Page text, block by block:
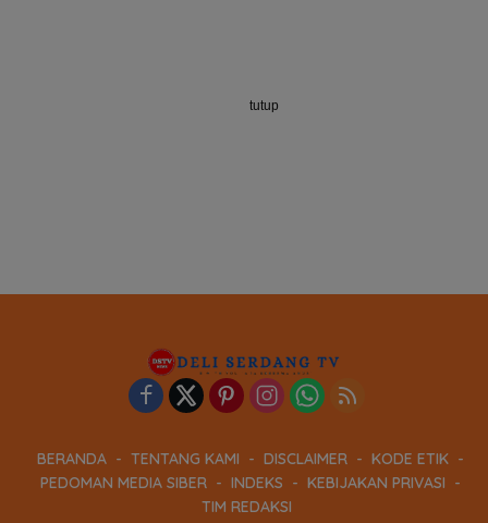
BERANDA TENTANG KAMI DISCLAIMER
KODE ETIK
PEDOMAN MEDIA SIBER
INDEKS
KEBIJAKAN PRIVASI
TIM REDAKSI
tutup